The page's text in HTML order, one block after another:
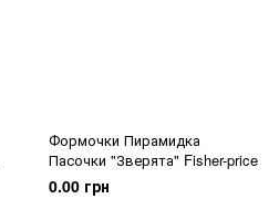
Формочки Пирамидка
Пасочки "Зверята" Fisher-price
0.00 грн